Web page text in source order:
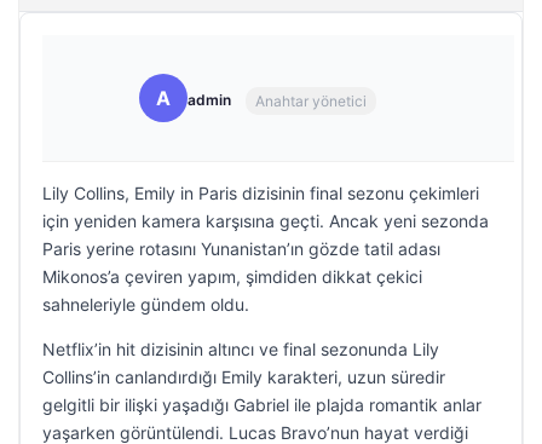
A admin Anahtar yönetici
Lily Collins, Emily in Paris dizisinin final sezonu çekimleri
için yeniden kamera karşısına geçti. Ancak yeni sezonda
Paris yerine rotasını Yunanistan’ın gözde tatil adası
Mikonos’a çeviren yapım, şimdiden dikkat çekici
sahneleriyle gündem oldu.
Netflix’in hit dizisinin altıncı ve final sezonunda Lily
Collins’in canlandırdığı Emily karakteri, uzun süredir
gelgitli bir ilişki yaşadığı Gabriel ile plajda romantik anlar
yaşarken görüntülendi. Lucas Bravo’nun hayat verdiği